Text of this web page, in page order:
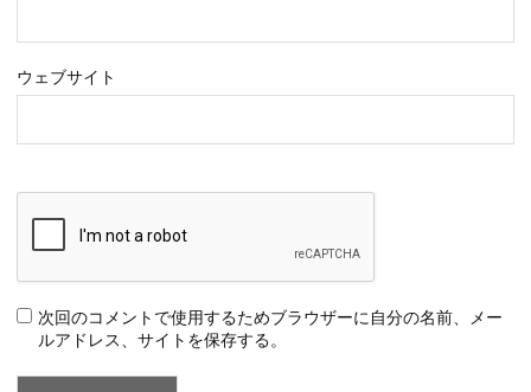
ウェブサイト
次回のコメントで使用するためブラウザーに自分の名前、メー
ルアドレス、サイトを保存する。